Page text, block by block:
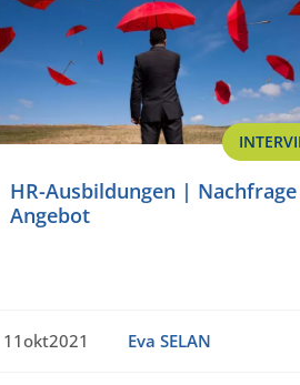
HR-Ausbildungen |
Angebot
11okt2021 Eva SELAN